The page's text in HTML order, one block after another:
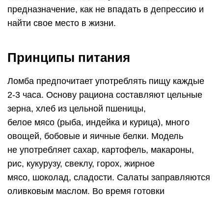
предназначение, как не впадать в депрессию и
найти свое место в жизни.
Принципы питания
Ломба предпочитает употреблять пищу каждые
2-3 часа. Основу рациона составляют цельные
зерна, хлеб из цельной пшеницы,
белое мясо (рыба, индейка и курица), много
овощей, бобовые и яичные белки. Модель
не употребляет сахар, картофель, макароны,
рис, кукурузу, свеклу, горох, жирное
мясо, шоколад, сладости. Салаты заправляются
оливковым маслом. Во время готовки